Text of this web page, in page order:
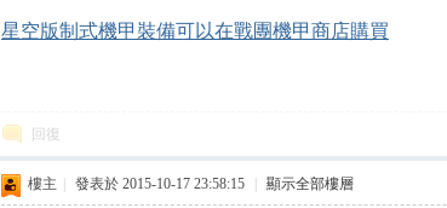
星空版制式機甲裝備可以在戰團機甲商店購買
回復
樓主 發表於 2015-10-17 23:58:15 顯示全部樓層